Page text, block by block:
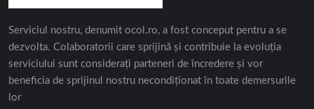
Serviciul nostru, denumit ocol.ro, a fost conceput pentru a se
dezvolta. Colaboratorii care sprijină și contribuie la evoluția
serviciului sunt considerați parteneri de încredere și vor
beneficia de sprijinul nostru necondiționat în toate demersurile
lor